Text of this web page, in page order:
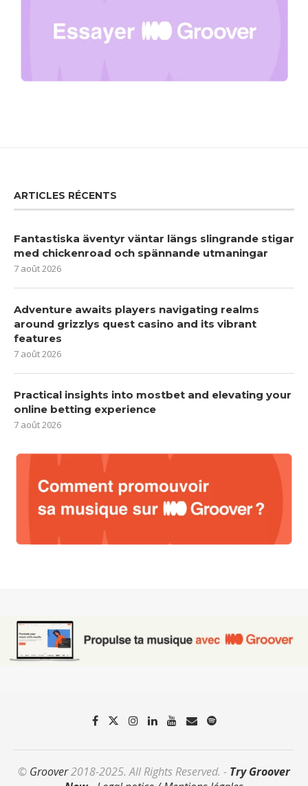
ARTICLES RÉCENTS
Fantastiska äventyr väntar längs slingrande stigar
med chickenroad och spännande utmaningar
7 août 2026
Adventure awaits players navigating realms
around grizzlys quest casino and its vibrant
features
7 août 2026
Practical insights into mostbet and elevating your
online betting experience
7 août 2026
© Groover2018-2025. All Rights Reserved. - Try Groover